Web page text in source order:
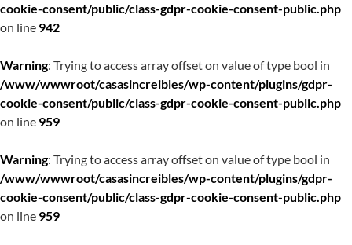
cookie-consent/public/class-gdpr-cookie-consent-public.php
on line 942
Warning: Trying to access array offset on value of type bool in
/www/wwwroot/casasincreibles/wp-content/plugins/gdpr-
cookie-consent/public/class-gdpr-cookie-consent-public.php
on line 959
Warning: Trying to access array offset on value of type bool in
/www/wwwroot/casasincreibles/wp-content/plugins/gdpr-
cookie-consent/public/class-gdpr-cookie-consent-public.php
on line 959